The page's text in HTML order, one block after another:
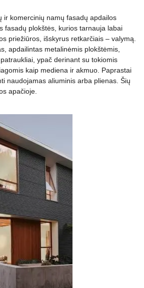
ir komercinių namų fasadų apdailos
fasadų plokštės, kurios tarnauja labai
priežiūros, išskyrus retkarčiais – valymą.
apdailintas metalinėmis plokštėmis,
ypač derinant su tokiomis
kaip mediena ir akmuo. Paprastai
naudojamas aliuminis arba plienas. Šių
apačioje.